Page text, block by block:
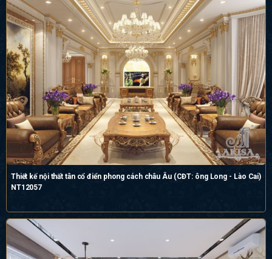
Thiết kế nội thất tân cổ điển phong cách châu Âu (CĐT: ông Long - Lào Cai)
NT12057